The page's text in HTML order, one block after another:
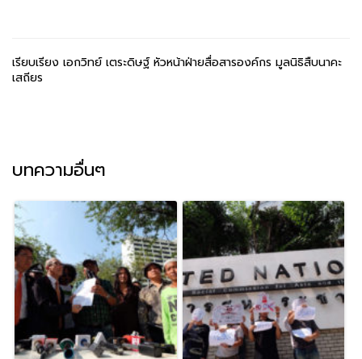
เรียบเรียง เอกวิทย์ เตระดิษฐ์ หัวหน้าฝ่ายสื่อสารองค์กร มูลนิธิสืบนาคะ
เสถียร
บทความอื่นๆ